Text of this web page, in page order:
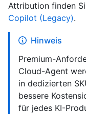
Attribution finden
Copilot (Legacy).
Hinweis
Premium-
Cloud-Agent
in dedizierten
bessere
für jedes KI-